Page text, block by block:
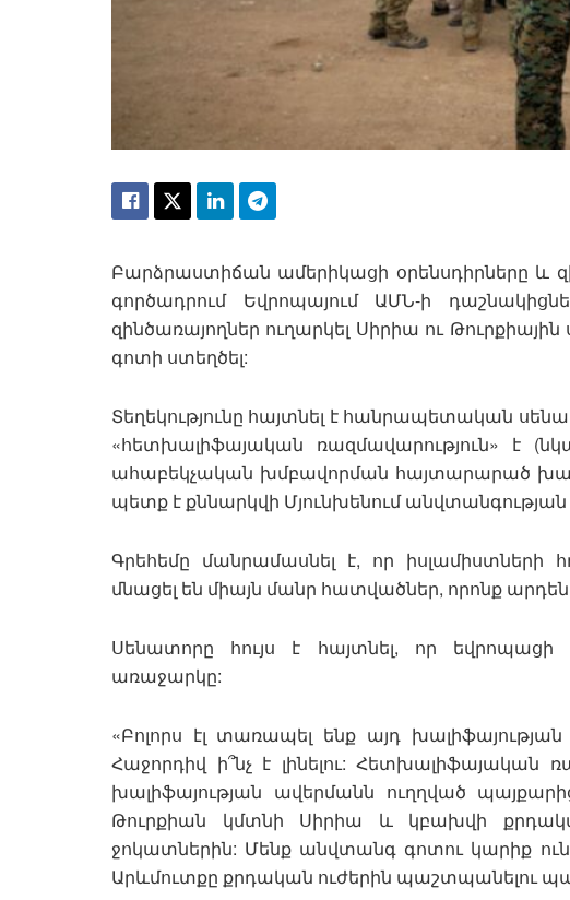
Բարձրաստիճան ամերիկացի օրենսդիրները և
գործադրում Եվրոպայում ԱՄՆ-ի
զինծառայողներ ուղարկել Սիրիա ու
գոտի ստեղծել:
Տեղեկությունը հայտնել է հանրապետական
«հետխալիֆայական ռազմավարություն» է
ահաբեկչական խմբավորման հայտարարած
պետք է քննարկվի Մյունխենում
Գրեհեմը մանրամասնել է, որ իսլամիստների
մնացել են միայն մանր հատվածներ, որոնք արդեն
Սենատորը հույս է հայտնել, որ եվրոպացի
առաջարկը:
«Բոլորս էլ տառապել ենք այդ
Հաջորդիվ ի՞նչ է լինելու: Հետխալիֆայական
խալիֆայության ավերմանն ուղղված
Թուրքիան կմտնի Սիրիա և կբախվի
ջոկատներին: Մենք անվտանգ գոտու կարիք
Արևմուտքը քրդական ուժերին պաշտպանելու